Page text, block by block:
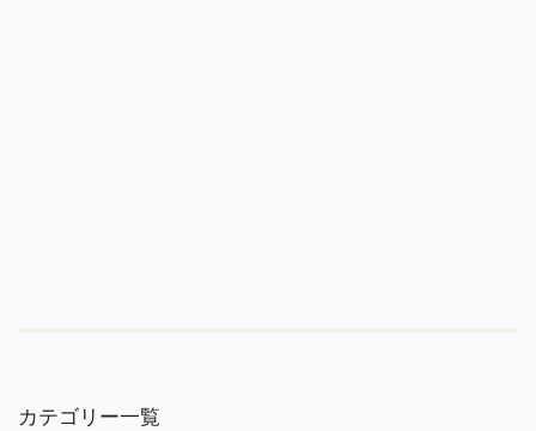
カテゴリー一覧